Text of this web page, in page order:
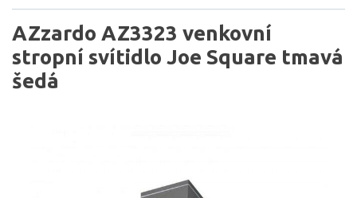
AZzardo AZ3323 venkovní
stropní svítidlo Joe Square tmavá
šedá